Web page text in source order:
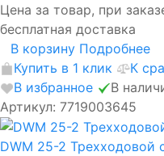
Цена за товар, при
бесплатная доставка
В корзину Подробнее
Купить в 1 клик
К
В избранное
В
Артикул: 7719003645
DWM 25-2 Трехходовой